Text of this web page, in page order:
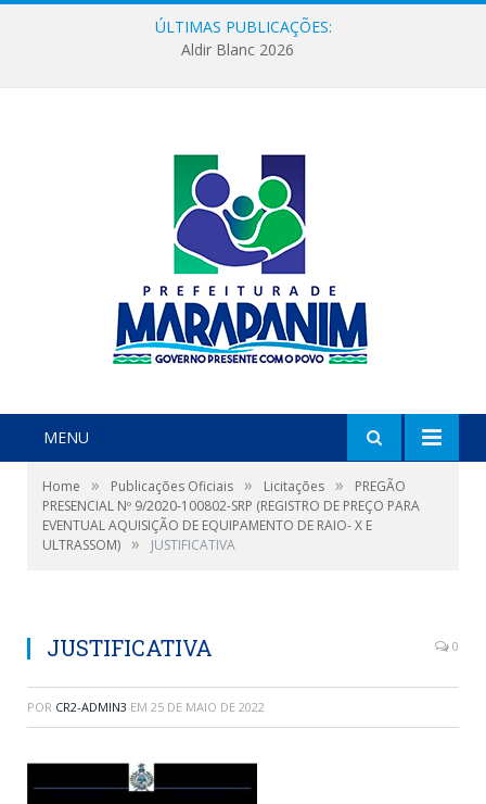
ÚLTIMAS PUBLICAÇÕES:
Aldir Blanc 2026
MENU
Home » Publicações Oficiais » Licitações »
PREGÃO
PRESENCIAL Nº 9/2020-100802-SRP (REGISTRO DE PREÇO PARA
EVENTUAL AQUISIÇÃO DE EQUIPAMENTO DE RAIO- X E
ULTRASSOM) » JUSTIFICATIVA
JUSTIFICATIVA 0
POR CR2-ADMIN3 EM 25 DE MAIO DE 2022